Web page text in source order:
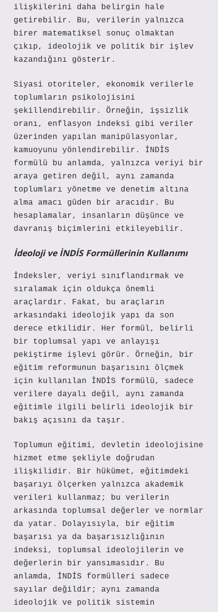
ilişkilerini daha belirgin hale
getirebilir. Bu, verilerin yalnızca
birer matematiksel sonuç olmaktan
çıkıp, ideolojik ve politik bir işlev
kazandığını gösterir.
Siyasi otoriteler, ekonomik verilerle
toplumların psikolojisini
şekillendirebilir. Örneğin, işsizlik
oranı, enflasyon indeksi gibi veriler
üzerinden yapılan manipülasyonlar,
kamuoyunu yönlendirebilir. İNDİS
formülü bu anlamda, yalnızca veriyi bir
araya getiren değil, aynı zamanda
toplumları yönetme ve denetim altına
alma amacı güden bir aracıdır. Bu
hesaplamalar, insanların düşünce ve
davranış biçimlerini etkileyebilir.
İdeoloji ve İNDİS Formüllerinin Kullanımı
İndeksler, veriyi sınıflandırmak ve
sıralamak için oldukça önemli
araçlardır. Fakat, bu araçların
arkasındaki ideolojik yapı da son
derece etkilidir. Her formül, belirli
bir toplumsal yapı ve anlayışı
pekiştirme işlevi görür. Örneğin, bir
eğitim reformunun başarısını ölçmek
için kullanılan İNDİS formülü, sadece
verilere dayalı değil, aynı zamanda
eğitimle ilgili belirli ideolojik bir
bakış açısını da taşır.
Toplumun eğitimi, devletin ideolojisine
hizmet etme şekliyle doğrudan
ilişkilidir. Bir hükümet, eğitimdeki
başarıyı ölçerken yalnızca akademik
verileri kullanmaz; bu verilerin
arkasında toplumsal değerler ve normlar
da yatar. Dolayısıyla, bir eğitim
başarısı ya da başarısızlığının
indeksi, toplumsal ideolojilerin ve
değerlerin bir yansımasıdır. Bu
anlamda, İNDİS formülleri sadece
sayılar değildir; aynı zamanda
ideolojik ve politik sistemin